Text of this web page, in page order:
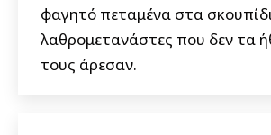
φαγητό πεταμένα στα
λαθρομετανάστες που δεν τα
τους άρεσαν.